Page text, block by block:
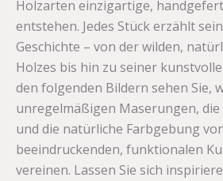
Holzarten einzigartige,
entstehen. Jedes Stück erzählt
Geschichte – von der wilden,
Holzes bis hin zu seiner
den folgenden Bildern sehen Sie,
unregelmäßigen Maserungen,
und die natürliche Farbgebung
beeindruckenden, funktionalen
vereinen. Lassen Sie sich